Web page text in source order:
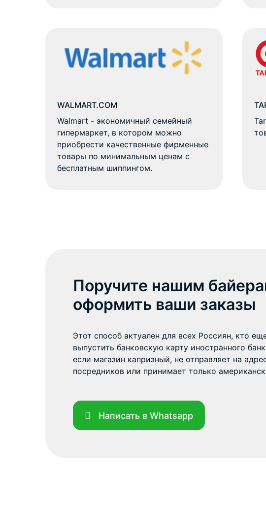
WALMART.COM
Walmart - экономичный семейный
гипермаркет, в котором можно
приобрести качественные фирменные
товары по минимальным ценам с
бесплатным шиппингом.
Поручите нашим
оформить ваши заказы
Этот способ актуален для всех Россиян, кто
выпустить банковскую карту иностранного
если магазин капризный, не отправляет на
посредников или принимает только
Написать в Whatsapp